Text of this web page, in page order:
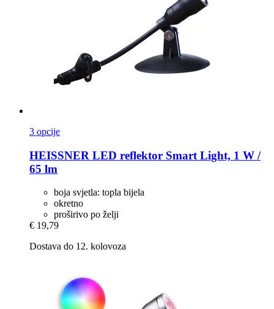
3 opcije
HEISSNER LED reflektor Smart Light, 1 W /
65 lm
boja svjetla: topla bijela
okretno
proširivo po želji
€ 19,79
Dostava do 12. kolovoza